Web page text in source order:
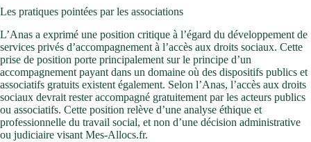
Les pratiques pointées par les associations
L’Anas a exprimé une position critique à l’égard du développement de
services privés d’accompagnement à l’accès aux droits sociaux. Cette
prise de position porte principalement sur le principe d’un
accompagnement payant dans un domaine où des dispositifs publics et
associatifs gratuits existent également. Selon l’Anas, l’accès aux droits
sociaux devrait rester accompagné gratuitement par les acteurs publics
ou associatifs. Cette position relève d’une analyse éthique et
professionnelle du travail social, et non d’une décision administrative
ou judiciaire visant Mes-Allocs.fr.